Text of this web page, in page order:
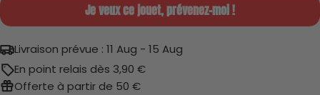
Gueule cassée
Je veux ce jouet, prévenez-moi !
Livraison prévue : 11 Aug - 15 Aug
En point relais dès 3,90 €
Offerte à partir de 50 €